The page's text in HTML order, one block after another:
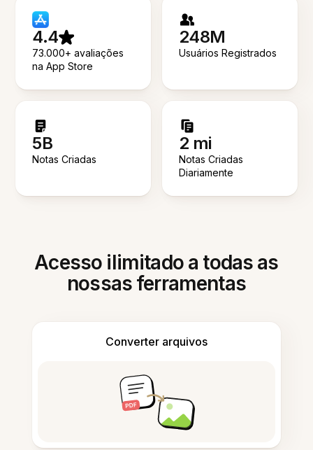
4.4
73.000+ avaliações
na App Store
248M
Usuários Registrados
5B
Notas Criadas
2 mi
Notas Criadas
Diariamente
Acesso ilimitado a todas as
nossas ferramentas
Converter arquivos